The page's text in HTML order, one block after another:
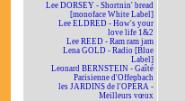
Lee DORSEY - Shortnin' bread
[monoface White Label]
Lee ELDRED - How's your
love life 1&2
Lee REED - Ram ram jam
Lena GOLD - Radio [Blue
Label]
Leonard BERNSTEIN - Gaîté
Parisienne d'Offenbach
les JARDINS de l'OPÉRA -
Meilleurs vœux